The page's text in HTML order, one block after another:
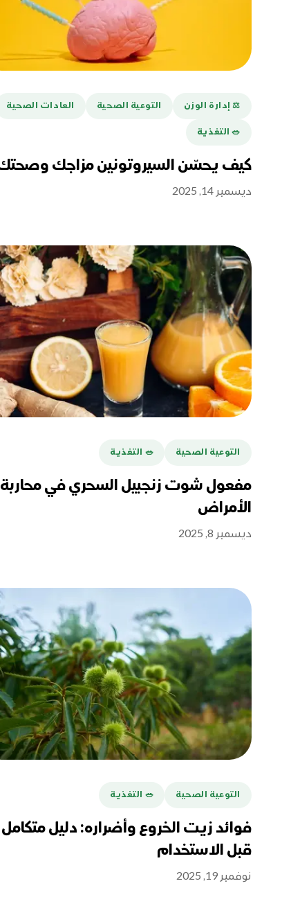
⚖️ إدارة الوزن التوعية الصحية العادات الصحية
🥗 التغذية
كيف يحسّن السيروتونين مزاجك
ديسمبر 14, 2025
التوعية الصحية 🥗 التغذية
مفعول شوت زنجبيل السحري في محاربة
الأمراض
ديسمبر 8, 2025
التوعية الصحية 🥗 التغذية
فوائد زيت الخروع وأضراره: دليل متكامل
قبل الاستخدام
نوفمبر 19, 2025